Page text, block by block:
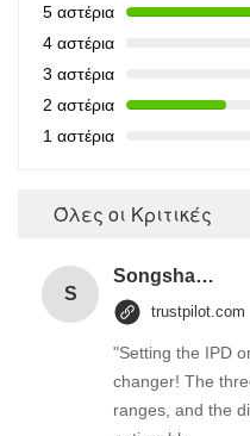
5 αστέρια
4 αστέρια
3 αστέρια
2 αστέρια
1 αστέρια
Όλες οι Κριτικές
S
Songshang
trustpilot.com
"Setting the IPD
changer! The
ranges, and the